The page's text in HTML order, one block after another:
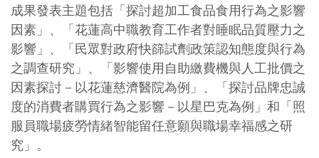
成果發表主題包括「探討超加工食品食用行為之影響
因素」、「花蓮高中職教育工作者對睡眠品質壓力之
影響」、「民眾對政府快篩試劑政策認知態度與行為
之調查研究」、「影響使用自助繳費機與人工批價之
因素探討－以花蓮慈濟醫院為例」、「探討品牌忠誠
度的消費者購買行為之影響－以星巴克為例」和「照
服員職場疲勞情緒智能留任意願與職場幸福感之研
究」。